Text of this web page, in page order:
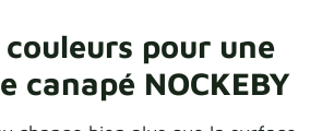
pour une
canapé NOCKEBY